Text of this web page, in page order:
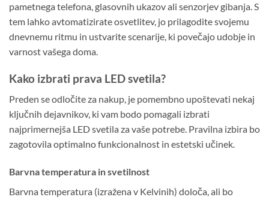
pametnega telefona, glasovnih ukazov ali senzorjev gibanja. S
tem lahko avtomatizirate osvetlitev, jo prilagodite svojemu
dnevnemu ritmu in ustvarite scenarije, ki povečajo udobje in
varnost vašega doma.
Kako izbrati prava LED svetila?
Preden se odločite za nakup, je pomembno upoštevati nekaj
ključnih dejavnikov, ki vam bodo pomagali izbrati
najprimernejša LED svetila za vaše potrebe. Pravilna izbira bo
zagotovila optimalno funkcionalnost in estetski učinek.
Barvna temperatura in svetilnost
Barvna temperatura (izražena v Kelvinih) določa, ali bo